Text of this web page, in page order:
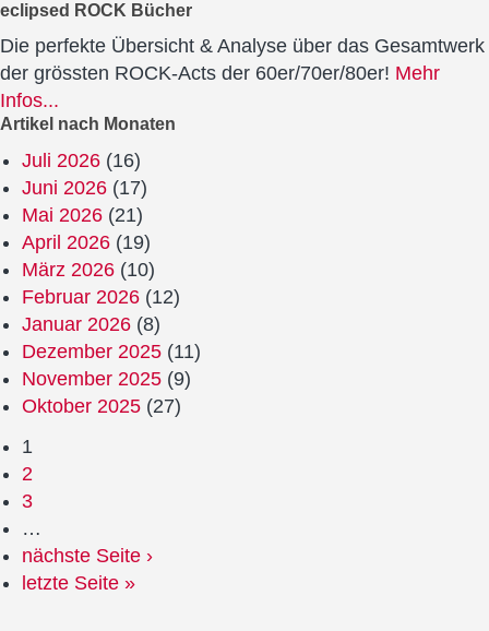
eclipsed ROCK Bücher
Die perfekte Übersicht & Analyse über das Gesamtwerk
der grössten ROCK-Acts der 60er/70er/80er! Mehr
Infos...
Artikel nach Monaten
Juli 2026 (16)
Juni 2026 (17)
Mai 2026 (21)
April 2026 (19)
März 2026 (10)
Februar 2026 (12)
Januar 2026 (8)
Dezember 2025 (11)
November 2025 (9)
Oktober 2025 (27)
1
2
3
…
nächste Seite ›
letzte Seite »